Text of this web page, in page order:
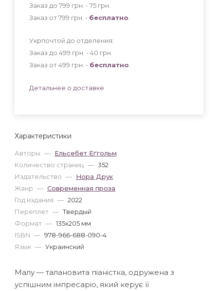
Характеристики
Авторы — Ельсебет Еґгольм
Количество страниц — 352
Издательство — Нора Друк
Жанр — Современная проза
Год издания — 2022
Переплет — Твердый
Формат — 135x205 мм
ISBN — 978-966-688-090-4
Язык — Украинский
Заказ до 799 грн. - 75 грн
Заказ от 799 грн. - бесплатно
Укрпочтой до отделения:
Заказ до 499 грн. - 40 грн
Заказ от 499 грн. - бесплатно
Детальнее о доставке
Малу — талановита піаністка, одружена з
успішним імпресаріо, який керує її